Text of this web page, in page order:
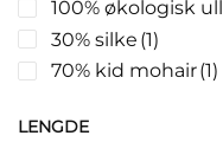
100% økologisk ull
30% silke (1)
70% kid mohair(1)
LENGDE